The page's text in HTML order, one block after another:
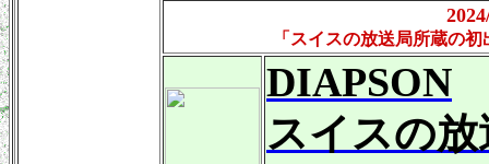
「スイスの放送局所蔵の
DIAPSON
スイスの